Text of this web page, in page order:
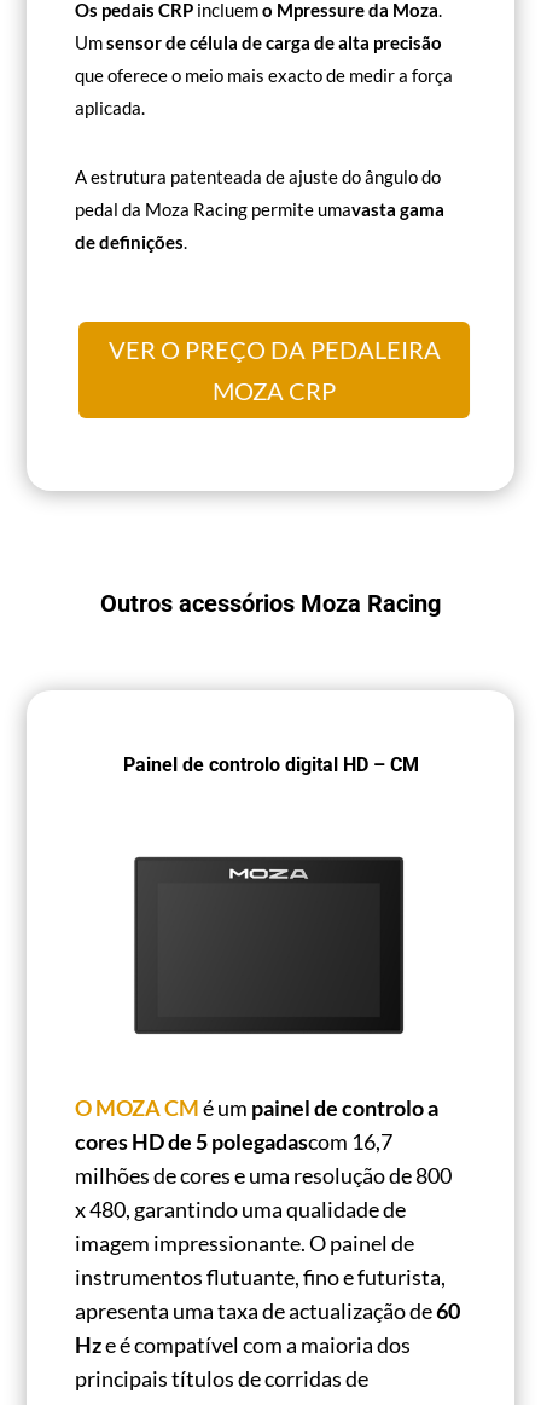
Os pedais CRP incluemo Mpressure da Moza.
Umsensor de célula de carga de alta precisão
que oferece o meio mais exacto de medir a força
aplicada.
A estrutura patenteada de ajuste do ângulo do
pedal da Moza Racing permite umavasta gama
de definições.
VER O PREÇO DA PEDALEIRA
MOZA CRP
Outros acessórios Moza Racing
Painel de controlo digital HD – CM
O MOZA CMé um painel de controlo a
cores HD de 5 polegadascom 16,7
milhões de cores e uma resolução de 800
x 480, garantindo uma qualidade de
imagem impressionante. O painel de
instrumentos flutuante, fino e futurista,
apresenta uma taxa de actualização de60
Hze é compatível com a maioria dos
principais títulos de corridas de